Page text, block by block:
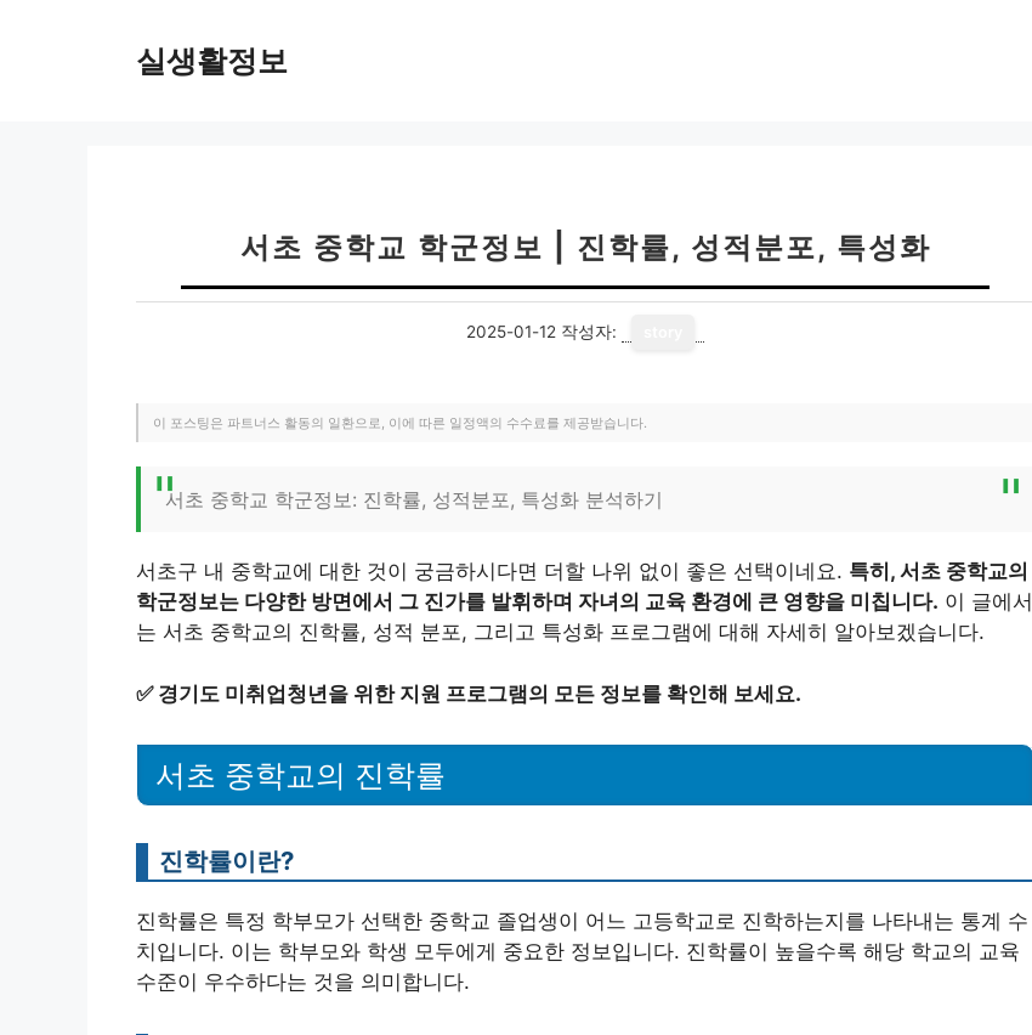
실생활정보
서초 중학교 학군정보 | 진학률, 성적분포, 특성화
2025-01-12 작성자:
이 포스팅은 파트너스 활동의 일환으로, 이에 따른 일정액의 수수료를 제공받습니다.
서초 중학교 학군정보: 진학률, 성적분포, 특성화 분석하기
서초구 내 중학교에 대한 것이 궁금하시다면 더할 나위 없이 좋은 선택이네요. 특히, 서초 중학교의
학군정보는 다양한 방면에서 그 진가를 발휘하며 자녀의 교육 환경에 큰 영향을 미칩니다. 이 글에서
는 서초 중학교의 진학률, 성적 분포, 그리고 특성화 프로그램에 대해 자세히 알아보겠습니다.
✅ 경기도 미취업청년을 위한 지원 프로그램의 모든 정보를 확인해 보세요.
서초 중학교의 진학률
진학률이란?
진학률은 특정 학부모가 선택한 중학교 졸업생이 어느 고등학교로 진학하는지를 나타내는 통계 수
치입니다. 이는 학부모와 학생 모두에게 중요한 정보입니다. 진학률이 높을수록 해당 학교의 교육
수준이 우수하다는 것을 의미합니다.